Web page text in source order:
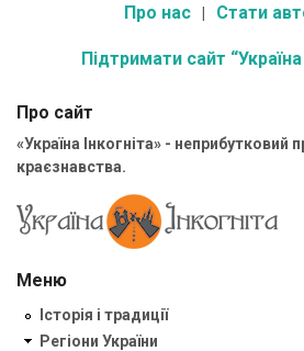
Про нас Стати
Підтримати сайт “Україна
Про сайт
«Україна Інкогніта» - неприбутковий
краєзнавства.
Меню
Історія і традиції
Регіони України